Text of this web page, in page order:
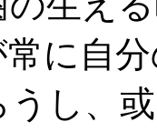
に自
し、